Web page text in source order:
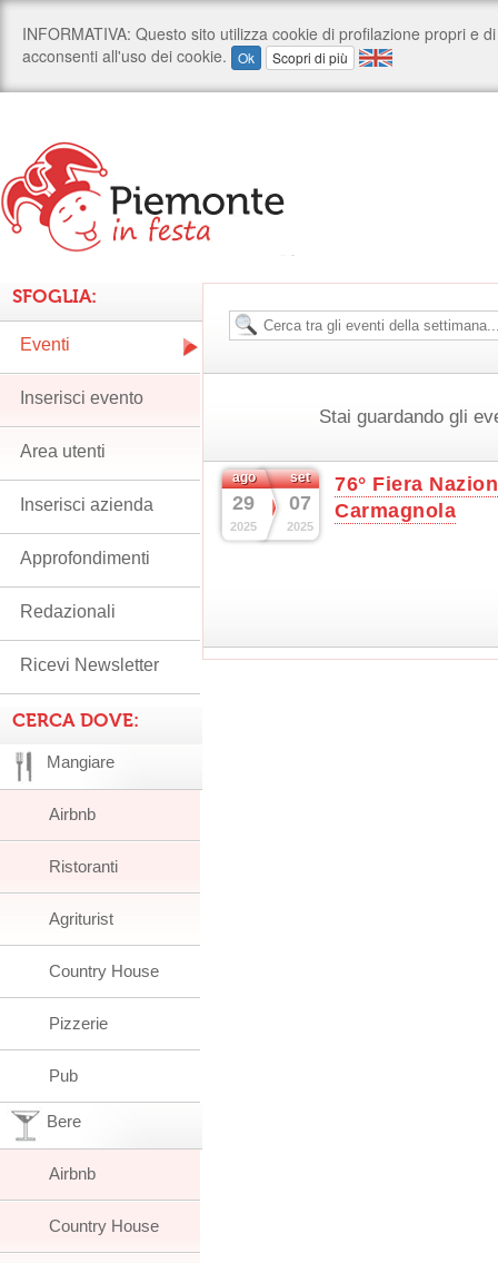
Stai guardando gli
ago
29
2025
set
07
2025
76° Fiera
Carmagnola
SFOGLIA:
Eventi
Inserisci evento
Area utenti
Inserisci azienda
Approfondimenti
Redazionali
Ricevi Newsletter
CERCA DOVE:
Mangiare
Airbnb
Ristoranti
Agriturist
Country House
Pizzerie
Pub
Bere
Airbnb
Country House